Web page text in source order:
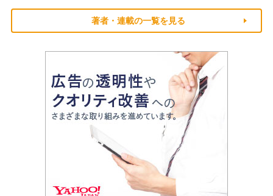
著者・連載の一覧を見る